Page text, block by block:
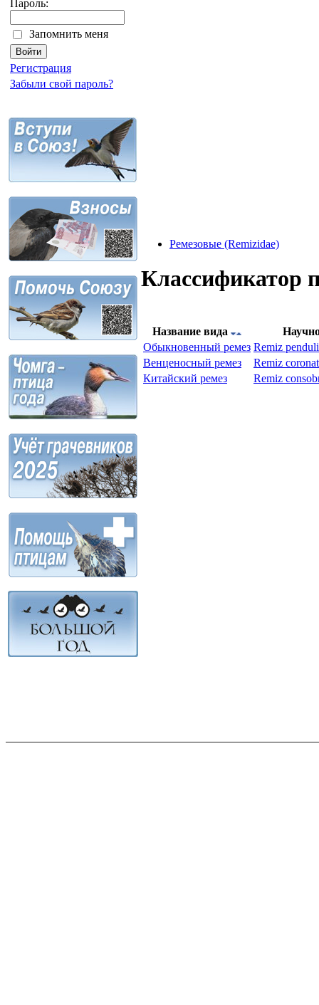
Пароль:
Запомнить меня
Регистрация
Забыли свой пароль?
Ремезовые (Remizidae)
Классификатор
Название вида
Обыкновенный ремез Remiz
Венценосный ремез
Remiz
Китайский ремез
Remiz